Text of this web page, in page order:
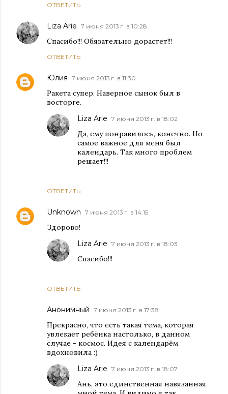
ОТВЕТИТЬ
Liza Arie 7 июня 2013 г. в 10:28
Спасибо!!! Обязательно дорастет!!!
ОТВЕТИТЬ
Юлия 7 июня 2013 г. в 11:30
Ракета супер. Наверное сынок был в
восторге.
ОТВЕТИТЬ
Liza Arie 7 июня 2013 г. в 18:02
Да, ему понравилось, конечно. Но
самое важное для меня был
календарь. Так много проблем
решает!!!
Unknown 7 июня 2013 г. в 14:15
Здорово!
ОТВЕТИТЬ
Liza Arie 7 июня 2013 г. в 18:03
Спасибо!!!
Анонимный 7 июня 2013 г. в 17:38
Прекрасно, что есть такая тема, которая
увлекает ребёнка настолько, в данном
случае - космос. Идея с календарём
вдохновила :)
Liza Arie 7 июня 2013 г. в 18:07
Ань, это единственная навязанная